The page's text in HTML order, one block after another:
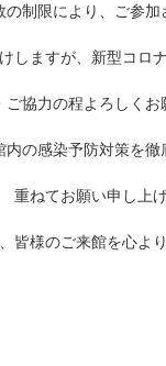
の制限により、ご参加
しますが、新型コロ
ご協力の程よろしくお
内の感染予防対策を
重ねてお願い申し上げ
皆様のご来館を心よ